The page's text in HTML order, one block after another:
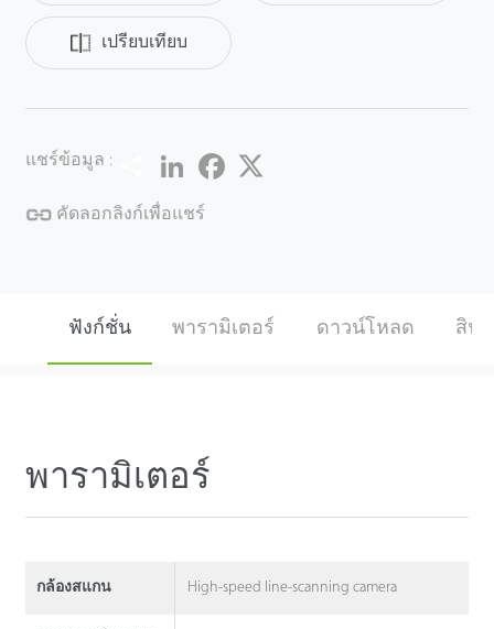
อย่างรวดเร็วและใช้ในโซลูชันมากมาย ไม่จําเป็นต้อง
ก่อสร้างโยธาและสามารถติดตั้งได้ภายใน 10 นาทีรวมถึง
การเดินสายไฟ นอกจากนี้ยังสะดวกในการเคลื่อนย้าย
ปรับปรุงประสิทธิภาพและความแม่นยําของการตรวจ
สอบความปลอดภัยอย่างมากเพื่อให้ได้ระดับความ
ปลอดภัยที่สูงขึ้น
เปรียบเทียบ
แชร์ข้อมูล : Share LinkedInFacebook
คัดลอกลิงก์เพื่อแชร์
ฟังก์ชั่น พารามิเตอร์ ดาวน์โหลด สิน
พารามิเตอร์
กล้องสแกน High-speed line-scanning camera